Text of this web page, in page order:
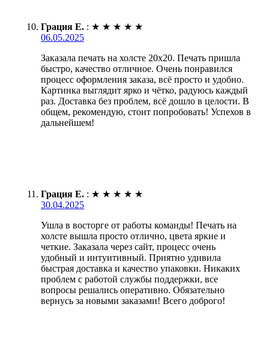
Грация Е. : ★ ★ ★ ★ ★
06.05.2025
Заказала печать на холсте 20х20. Печать пришла
быстро, качество отличное. Очень понравился
процесс оформления заказа, всё просто и удобно.
Картинка выглядит ярко и чётко, радуюсь каждый
раз. Доставка без проблем, всё дошло в целости. В
общем, рекомендую, стоит попробовать! Успехов в
дальнейшем!
Грация Е. : ★ ★ ★ ★ ★
30.04.2025
Ушла в восторге от работы команды! Печать на
холсте вышла просто отлично, цвета яркие и
четкие. Заказала через сайт, процесс очень
удобный и интуитивный. Приятно удивила
быстрая доставка и качество упаковки. Никаких
проблем с работой службы поддержки, все
вопросы решались оперативно. Обязательно
вернусь за новыми заказами! Всего доброго!